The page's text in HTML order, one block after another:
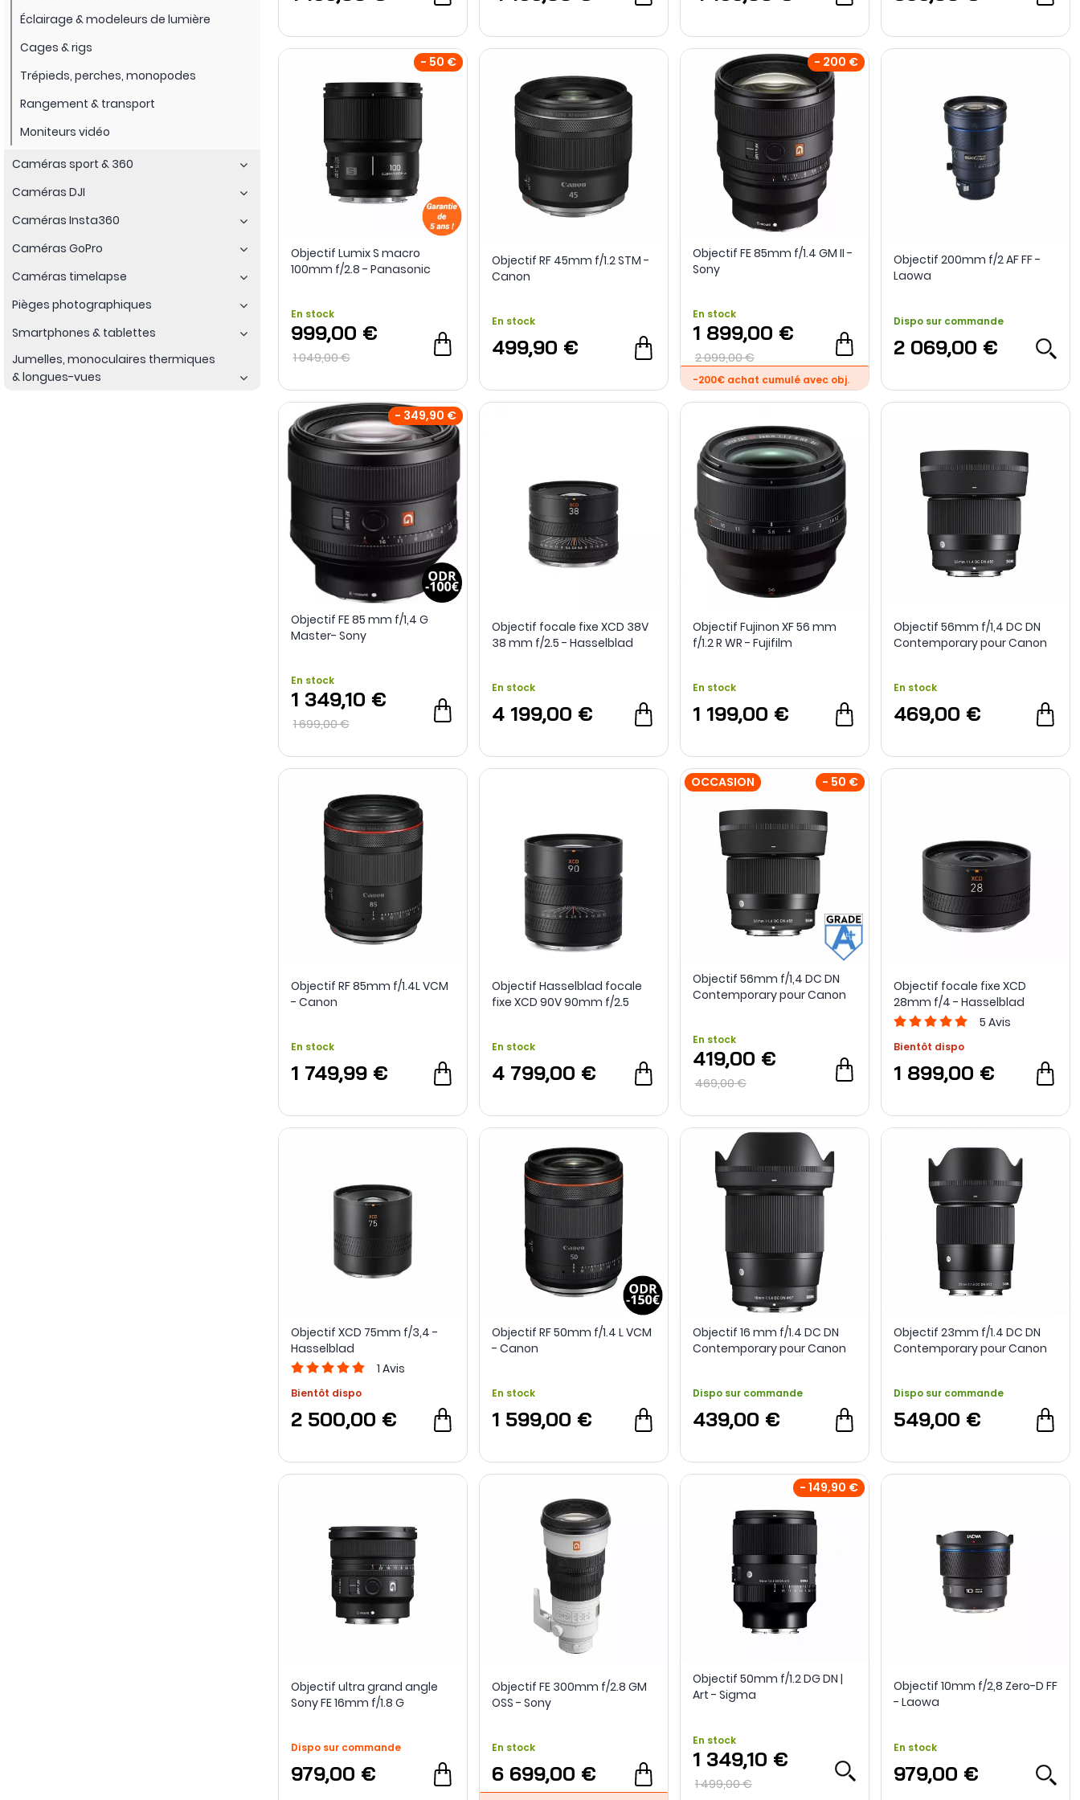
Éclairage & modeleurs de lumière
Cages & rigs
Trépieds, perches, monopodes
Rangement & transport
Moniteurs vidéo
Caméras sport & 360
Caméras DJI
Caméras Insta360
Caméras GoPro
Caméras timelapse
Pièges photographiques
Smartphones & tablettes
Jumelles, monoculaires thermiques
& longues-vues
- 50 €
Objectif Lumix S macro
100mm f/2.8 - Panasonic
En stock
999,00 €
1 049,00 €
Objectif RF 45mm f/1.2 STM -
Canon
En stock
499,90 €
- 200 €
Objectif FE 85mm f/1.4 GM II -
Sony
En stock
1 899,00 €
2 099,00 €
-200€ achat cumulé avec obj.
Objectif 200mm f/2 AF FF -
Laowa
Dispo sur commande
2 069,00 €
- 349,90 €
Objectif FE 85 mm f/1,4 G
Master- Sony
En stock
1 349,10 €
1 699,00 €
Objectif focale fixe XCD 38V
38 mm f/2.5 - Hasselblad
En stock
4 199,00 €
Objectif Fujinon XF 56 mm
f/1.2 R WR - Fujifilm
En stock
1 199,00 €
Objectif 56mm f/1,4 DC DN
Contemporary pour Canon
En stock
469,00 €
Objectif RF 85mm f/1.4L VCM
- Canon
En stock
1 749,99 €
Objectif Hasselblad focale
fixe XCD 90V 90mm f/2.5
En stock
4 799,00 €
OCCASION - 50 €
Objectif 56mm f/1,4 DC DN
Contemporary pour Canon
En stock
419,00 €
469,00 €
Objectif focale fixe XCD
28mm f/4 - Hasselblad
5 Avis
Bientôt dispo
1 899,00 €
Objectif XCD 75mm f/3,4 -
Hasselblad
1 Avis
Bientôt dispo
2 500,00 €
Objectif RF 50mm f/1.4 L VCM
- Canon
En stock
1 599,00 €
Objectif 16 mm f/1.4 DC DN
Contemporary pour Canon
Dispo sur commande
439,00 €
Objectif 23mm f/1.4 DC DN
Contemporary pour Canon
Dispo sur commande
549,00 €
Objectif ultra grand angle
Sony FE 16mm f/1.8 G
Dispo sur commande
979,00 €
Objectif FE 300mm f/2.8 GM
OSS - Sony
En stock
6 699,00 €
- 149,90 €
Objectif 50mm f/1.2 DG DN |
Art - Sigma
En stock
1 349,10 €
1 499,00 €
Objectif 10mm f/2,8 Zero-D FF
- Laowa
En stock
979,00 €